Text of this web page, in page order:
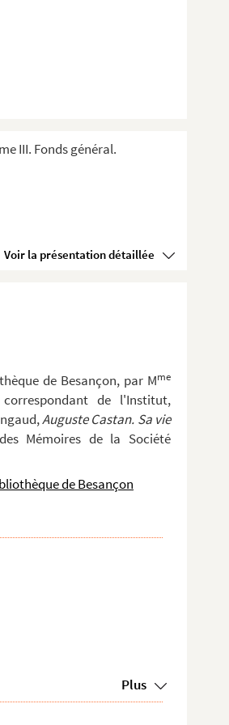
III. Fonds général.
Voir la présentation détaillée
de Besançon, par Mme
de l'Institut,
Auguste Castan. Sa vie
Mémoires de la Société
de Besançon
Plus